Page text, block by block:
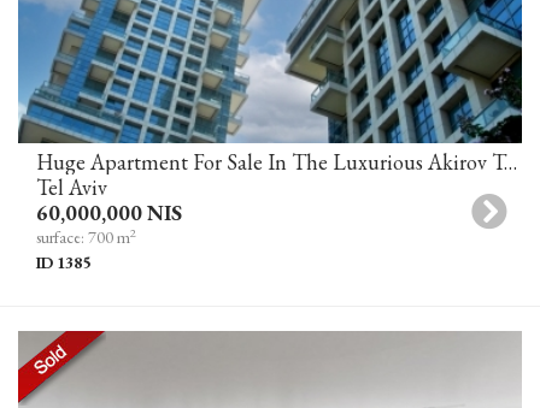
Huge Apartment For Sale In The Luxurious Akirov Towers Tel Aviv
Tel Aviv
60,000,000 NIS
surface: 700 m2
ID 1385